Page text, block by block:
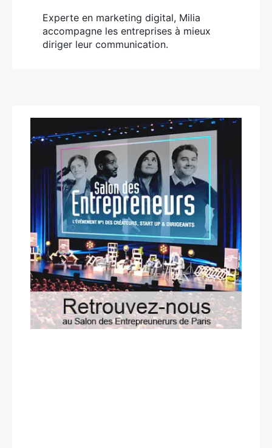
Experte en marketing digital, Milia
accompagne les entreprises à mieux
diriger leur communication.